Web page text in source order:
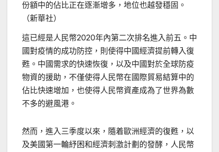
份額中的佔比正在逐漸增多，地位也越發穩固。
（新華社）
這已經是人民幣2020年內第二次排名進入前五。中
國對疫情的成功防控，則使得中國經濟提前轉入復
甦。中國需求的快速恢復，以及中國對於全球防疫
物資的援助，不僅使得人民幣在國際貿易結算中的
佔比快速增加，也使得人民幣資產成為了世界為數
不多的避風港。
然而，進入三季度以來，隨着歐洲經濟的復甦，以
及美國第一輪紓困和經濟刺激計劃的發酵，人民幣